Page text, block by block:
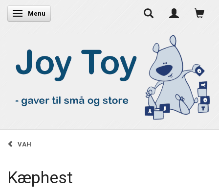
Skifte navigation
Menu
VAH
Kæphest